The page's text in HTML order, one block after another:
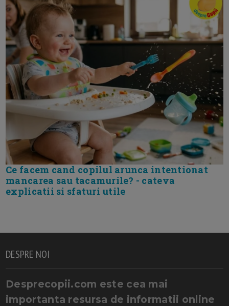
Ce facem cand copilul arunca intentionat
mancarea sau tacamurile? - cateva
explicatii si sfaturi utile
DESPRE NOI
Desprecopii.com este cea mai
importanta resursa de informatii online